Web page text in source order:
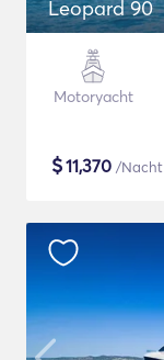
Leopard 90
Motoryacht
$11,370 /Nacht